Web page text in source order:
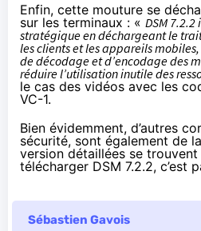
Enfin, cette mouture se
sur les terminaux : « DSM
stratégique en déchargeant le
les clients et les appareils
de décodage et d’encodage des
réduire l’utilisation inutile des
le cas des vidéos avec les
VC-1.
Bien évidemment, d’autres
sécurité, sont également de
version détaillées se trouvent
télécharger DSM 7.2.2, c’est
Sébastien Gavois